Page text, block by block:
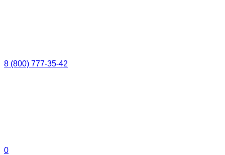
8 (800) 777-35-42
0